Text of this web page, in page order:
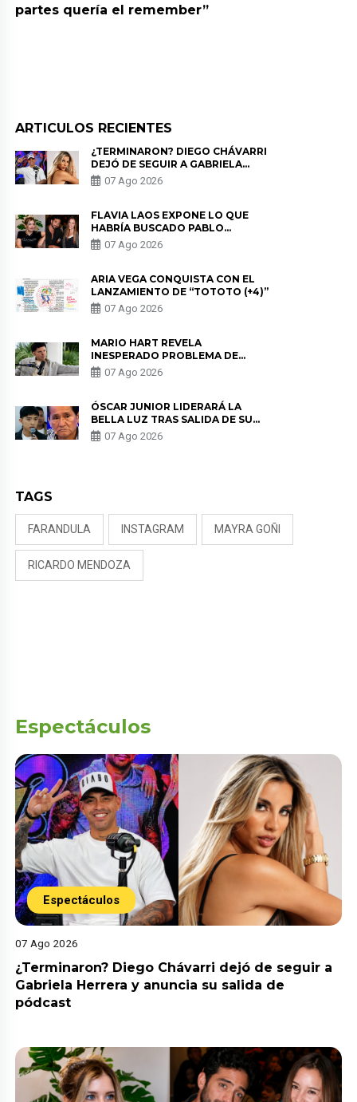
encontraron un tumor”
ARTICULOS RECIENTES
¿TERMINARON? DIEGO CHÁVARRI
DEJÓ DE SEGUIR A GABRIELA
HERRERA Y ANUNCIA SU SALIDA
DE PÓDCAST
07 Ago 2026
FLAVIA LAOS EXPONE LO QUE
HABRÍA BUSCADO PABLO
HEREDIA CON ALE FULLER: “UNA
DE LAS PARTES QUERÍA EL
07 Ago 2026
ARIA VEGA CONQUISTA CON EL
LANZAMIENTO DE “TOTOTO (+4)”
07 Ago 2026
MARIO HART REVELA
INESPERADO PROBLEMA DE
SALUD ANTES DE SEPARARSE DE
KORINA: “ME ENCONTRARON UN
07 Ago 2026
ÓSCAR JUNIOR LIDERARÁ LA
BELLA LUZ TRAS SALIDA DE SU
PADRE POR POLÉMICA CON
NALDY SALDAÑA
07 Ago 2026
TAGS
FARANDULA INSTAGRAM MAYRA GOÑI
RICARDO MENDOZA
Espectáculos
Espectáculos
07 Ago 2026
¿Terminaron? Diego Chávarri dejó de seguir a
Gabriela Herrera y anuncia su salida de
pódcast